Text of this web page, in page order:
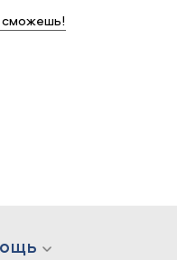
сможешь!